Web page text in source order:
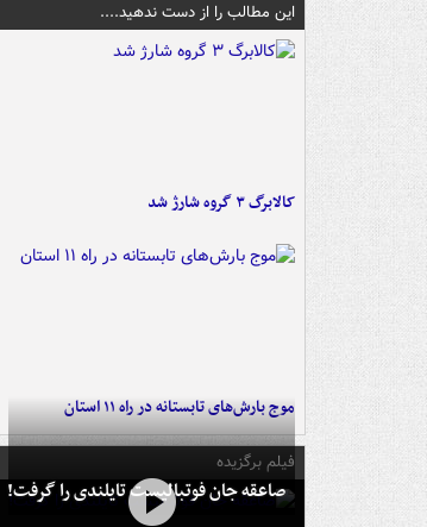
این مطالب را از دست ندهید....
کالابرگ ۳ گروه شارژ شد
موج بارش‌های تابستانه در راه ۱۱ استان
فیلم برگزیده
صاعقه جان فوتبالیست تایلندی را گرفت!